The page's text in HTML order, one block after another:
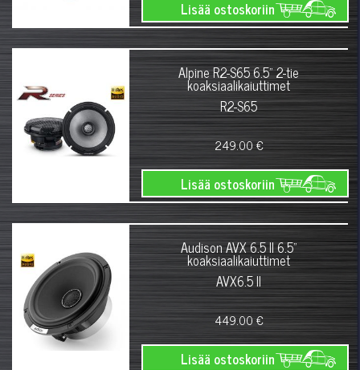
Lisää ostoskoriin
Alpine R2-S65 6.5" 2-tie
koaksiaalikaiuttimet
R2-S65
249.00 €
Lisää ostoskoriin
Audison AVX 6.5 II 6.5"
koaksiaalikaiuttimet
AVX6.5 II
449.00 €
Lisää ostoskoriin